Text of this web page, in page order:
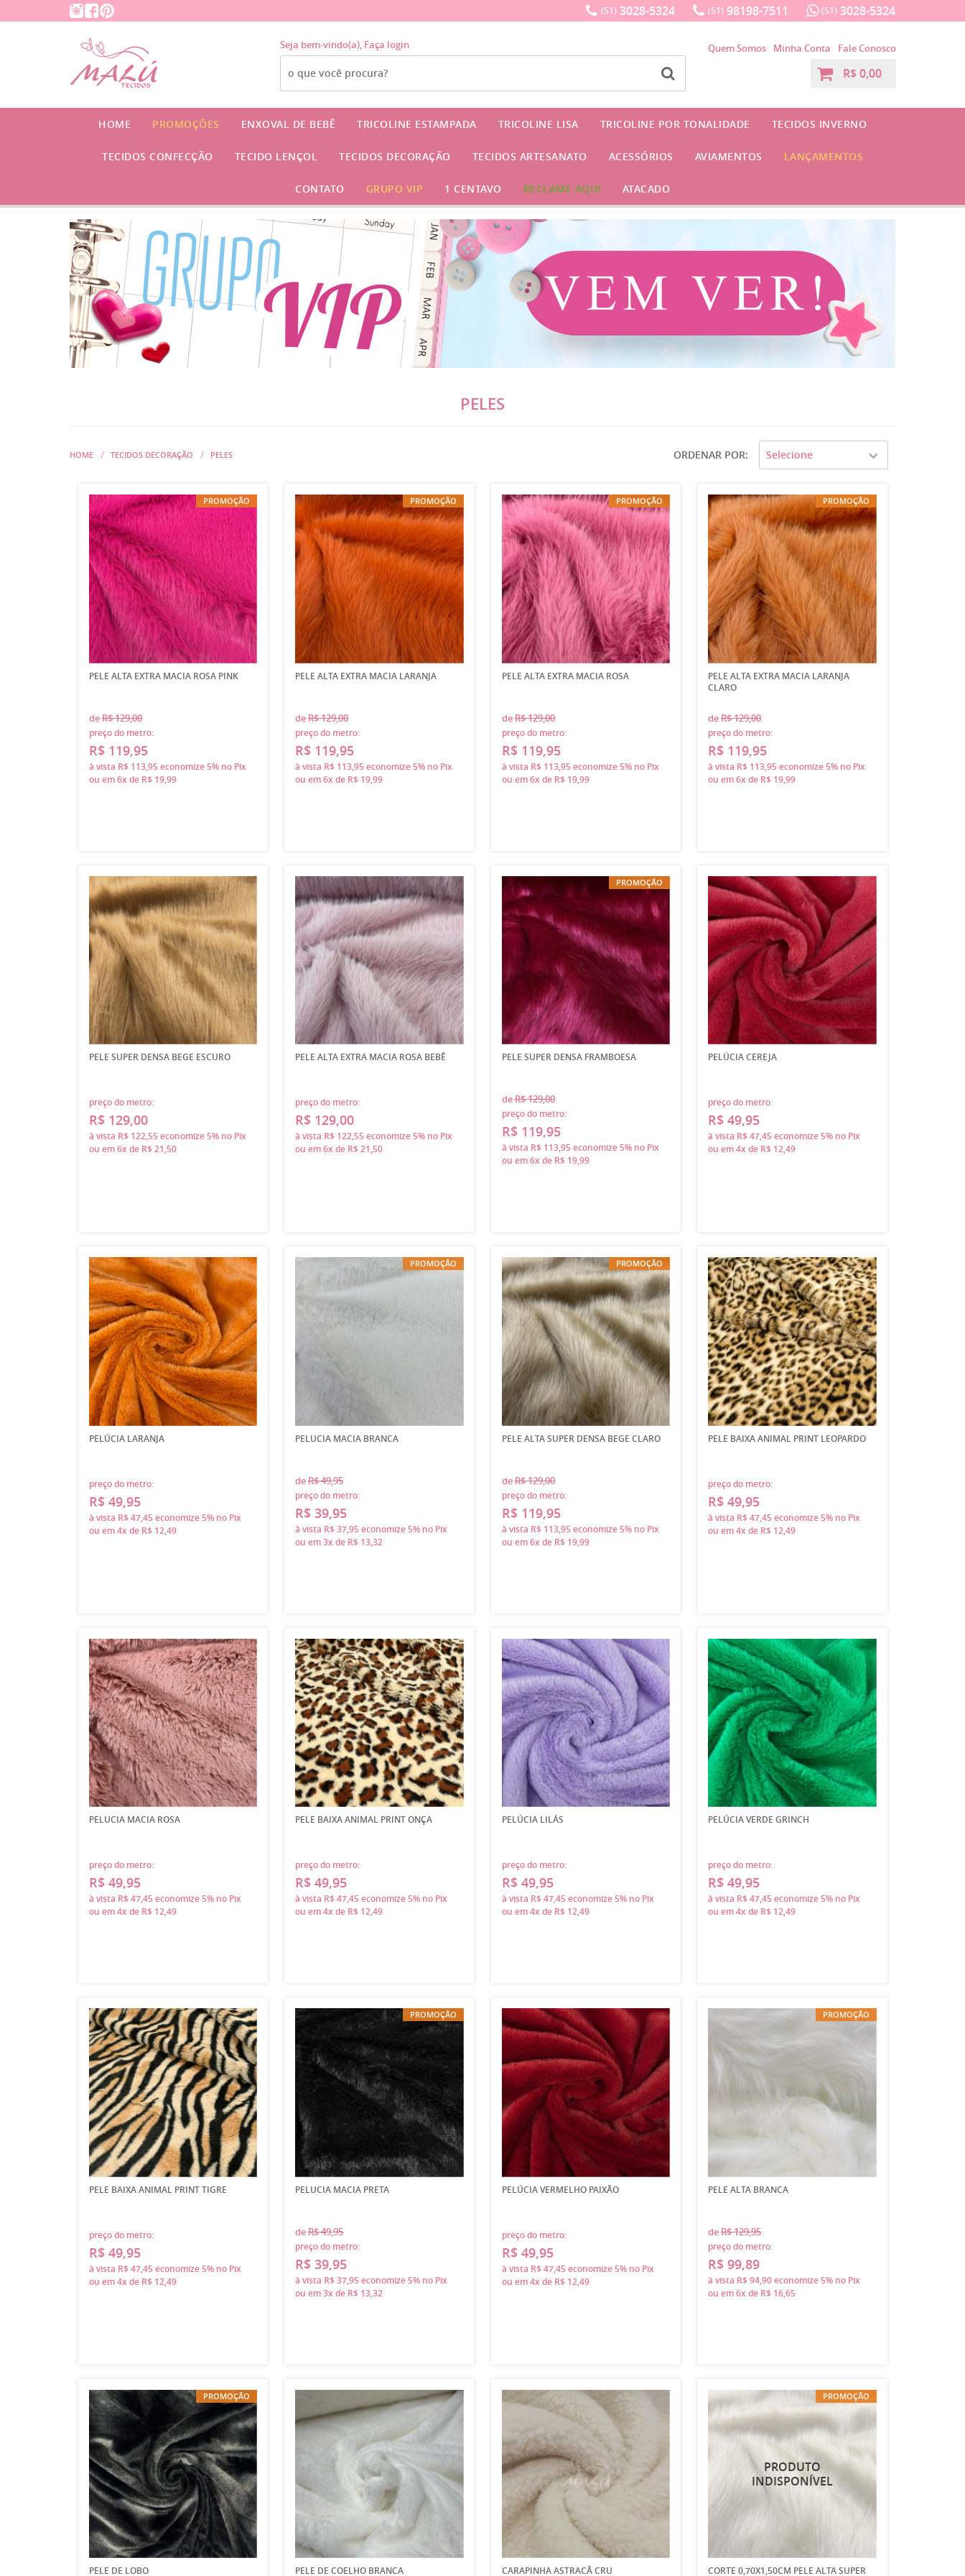
(51) 3028-5324 (51) 98198-7511 (51) 3028-5324
Seja bem-vindo(a), Faça login Quem Somos Minha Conta Fale Conosco
R$ 0,00
HOME PROMOÇÕES ENXOVAL DE BEBÊ TRICOLINE ESTAMPADA TRICOLINE LISA TRICOLINE POR TONALIDADE TECIDOS INVERNO
TECIDOS CONFECÇÃO TECIDO LENÇOL TECIDOS DECORAÇÃO TECIDOS ARTESANATO ACESSÓRIOS AVIAMENTOS LANÇAMENTOS
CONTATO GRUPO VIP 1 CENTAVO RECLAME AQUI ATACADO
PELES
HOME TECIDOS DECORAÇÃO PELES ORDENAR POR Selecione
PROMOÇÃO
PELE ALTA EXTRA MACIA ROSA PINK
deR$ 129,00
preço do metro:
R$ 119,95
à vista R$ 113,95economize5% no Pix
ou em6x de R$ 19,99
PROMOÇÃO
PELE ALTA EXTRA MACIA LARANJA
deR$ 129,00
preço do metro:
R$ 119,95
à vista R$ 113,95economize5% no Pix
ou em6x de R$ 19,99
PROMOÇÃO
PELE ALTA EXTRA MACIA ROSA
deR$ 129,00
preço do metro:
R$ 119,95
à vista R$ 113,95economize5% no Pix
ou em6x de R$ 19,99
PROMOÇÃO
PELE ALTA EXTRA MACIA LARANJA
CLARO
deR$ 129,00
preço do metro:
R$ 119,95
à vista R$ 113,95economize5% no Pix
ou em6x de R$ 19,99
PELE SUPER DENSA BEGE ESCURO
preço do metro:
R$ 129,00
à vista R$ 122,55economize5% no Pix
ou em6x de R$ 21,50
PELE ALTA EXTRA MACIA ROSA BEBÊ
preço do metro:
R$ 129,00
à vista R$ 122,55economize5% no Pix
ou em6x de R$ 21,50
PROMOÇÃO
PELE SUPER DENSA FRAMBOESA
deR$ 129,00
preço do metro:
R$ 119,95
à vista R$ 113,95economize5% no Pix
ou em6x de R$ 19,99
PELÚCIA CEREJA
preço do metro:
R$ 49,95
à vista R$ 47,45economize5% no Pix
ou em4x de R$ 12,49
PELÚCIA LARANJA
preço do metro:
R$ 49,95
à vista R$ 47,45economize5% no Pix
ou em4x de R$ 12,49
PROMOÇÃO
PELUCIA MACIA BRANCA
deR$ 49,95
preço do metro:
R$ 39,95
à vista R$ 37,95economize5% no Pix
ou em3x de R$ 13,32
PROMOÇÃO
PELE ALTA SUPER DENSA BEGE CLARO
deR$ 129,00
preço do metro:
R$ 119,95
à vista R$ 113,95economize5% no Pix
ou em6x de R$ 19,99
PELE BAIXA ANIMAL PRINT LEOPARDO
preço do metro:
R$ 49,95
à vista R$ 47,45economize5% no Pix
ou em4x de R$ 12,49
PELUCIA MACIA ROSA
preço do metro:
R$ 49,95
à vista R$ 47,45economize5% no Pix
ou em4x de R$ 12,49
PELE BAIXA ANIMAL PRINT ONÇA
preço do metro:
R$ 49,95
à vista R$ 47,45economize5% no Pix
ou em4x de R$ 12,49
PELÚCIA LILÁS
preço do metro:
R$ 49,95
à vista R$ 47,45economize5% no Pix
ou em4x de R$ 12,49
PELÚCIA VERDE GRINCH
preço do metro:
R$ 49,95
à vista R$ 47,45economize5% no Pix
ou em4x de R$ 12,49
PELE BAIXA ANIMAL PRINT TIGRE
preço do metro:
R$ 49,95
à vista R$ 47,45economize5% no Pix
ou em4x de R$ 12,49
PROMOÇÃO
PELUCIA MACIA PRETA
deR$ 49,95
preço do metro:
R$ 39,95
à vista R$ 37,95economize5% no Pix
ou em3x de R$ 13,32
PELÚCIA VERMELHO PAIXÃO
preço do metro:
R$ 49,95
à vista R$ 47,45economize5% no Pix
ou em4x de R$ 12,49
PROMOÇÃO
PELE ALTA BRANCA
deR$ 129,95
preço do metro:
R$ 99,89
à vista R$ 94,90economize5% no Pix
ou em6x de R$ 16,65
PROMOÇÃO
PELE DE LOBO PELE DE COELHO BRANCA CARAPINHA ASTRACÃ CRU
PROMOÇÃO
CORTE 0,70X1,50CM PELE ALTA SUPER